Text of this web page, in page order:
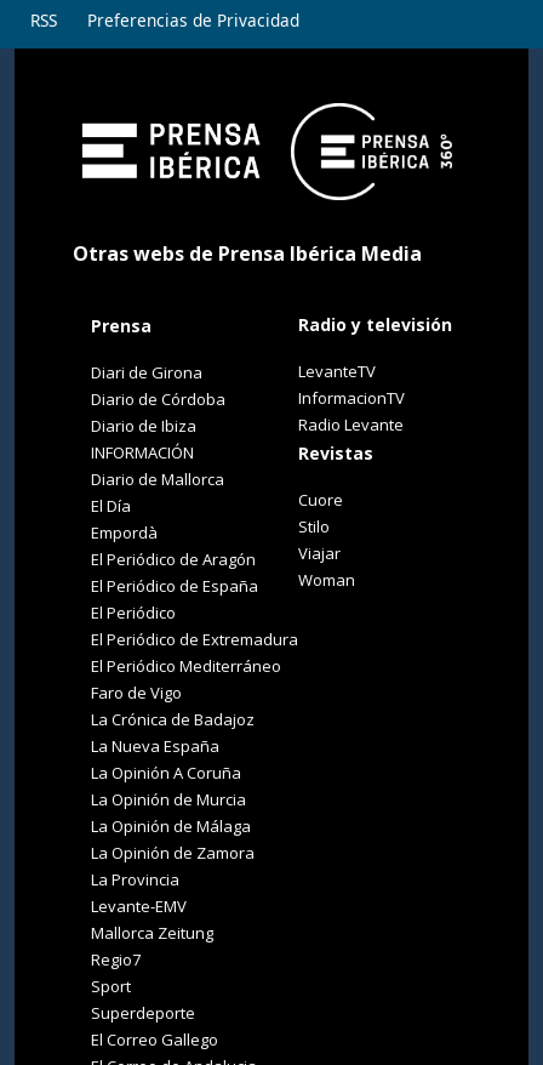
RSS Preferencias de Privacidad
Otras webs de Prensa Ibérica Media
Prensa
Diari de Girona
Diario de Córdoba
Diario de Ibiza
INFORMACIÓN
Diario de Mallorca
El Día
Empordà
El Periódico de Aragón
El Periódico de España
El Periódico
El Periódico de Extremadura
El Periódico Mediterráneo
Faro de Vigo
La Crónica de Badajoz
La Nueva España
La Opinión A Coruña
La Opinión de Murcia
La Opinión de Málaga
La Opinión de Zamora
La Provincia
Levante-EMV
Mallorca Zeitung
Regio7
Sport
Superdeporte
El Correo Gallego
Radio y televisión
LevanteTV
InformacionTV
Radio Levante
Revistas
Cuore
Stilo
Viajar
Woman